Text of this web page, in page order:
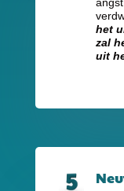
het
zal
uit